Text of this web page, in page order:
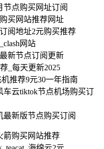
节点购买网址订阅
买网站推荐网址
阅地址2元购买推荐
网站
新节点订阅更新
_每天更新2025
推荐9元30一年指南
车云tiktok节点机场购买订
最新版节点购买订阅
箭购买网站推荐